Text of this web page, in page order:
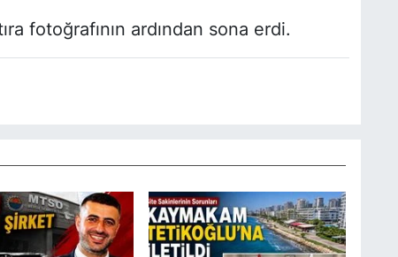
fotoğrafının ardından sona erdi.